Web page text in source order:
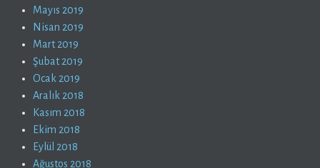
Mayıs 2019
Nisan 2019
Mart 2019
Şubat 2019
Ocak 2019
Aralık 2018
Kasım 2018
Ekim 2018
Eylül 2018
Ağustos 2018